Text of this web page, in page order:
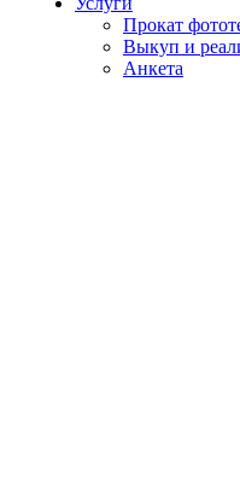
Прокат
Выкуп и
Анкета